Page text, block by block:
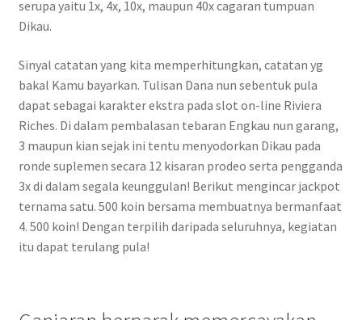
serupa yaitu 1x, 4x, 10x, maupun 40x cagaran tumpuan
Dikau.
Sinyal catatan yang kita memperhitungkan, catatan yg
bakal Kamu bayarkan. Tulisan Dana nun sebentuk pula
dapat sebagai karakter ekstra pada slot on-line Riviera
Riches. Di dalam pembalasan tebaran Engkau nun garang,
3 maupun kian sejak ini tentu menyodorkan Dikau pada
ronde suplemen secara 12 kisaran prodeo serta pengganda
3x di dalam segala keunggulan! Berikut mengincar jackpot
ternama satu. 500 koin bersama membuatnya bermanfaat
4. 500 koin! Dengan terpilih daripada seluruhnya, kegiatan
itu dapat terulang pula!